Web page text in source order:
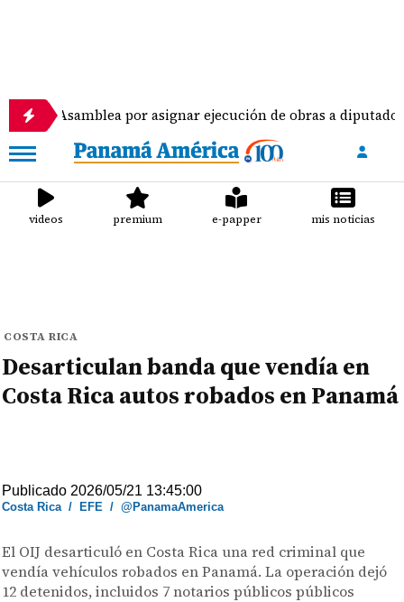
por asignar ejecución de obras a diputados
videos premium e-papper mis noticias
COSTA RICA
Desarticulan banda que vendía en
Costa Rica autos robados en Panamá
Publicado 2026/05/21 13:45:00
Costa Rica/ EFE /@PanamaAmerica
El OIJ desarticuló en Costa Rica una red criminal que
vendía vehículos robados en Panamá. La operación dejó
12 detenidos, incluidos 7 notarios públicos públicos